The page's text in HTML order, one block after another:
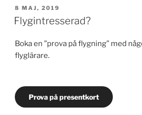
PUBLICERAT
8 MAJ, 2019
Flygintresserad?
Boka en ”prova på flygning” med
flyglärare.
Prova på presentkort